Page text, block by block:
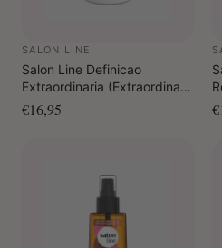
SALON LINE
Salon Line Definicao
Extraordinaria (Extraordinary
Definition) Hair Jelly +
Combing Cream 1 KG
€16,95